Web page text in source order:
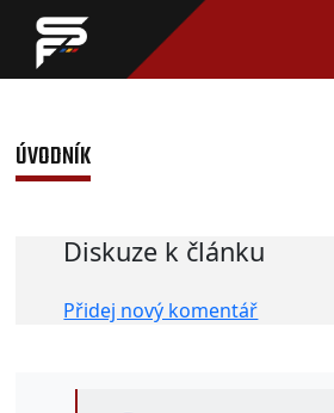
ÚVODNÍK
Diskuze k článku
Přidej nový komentář